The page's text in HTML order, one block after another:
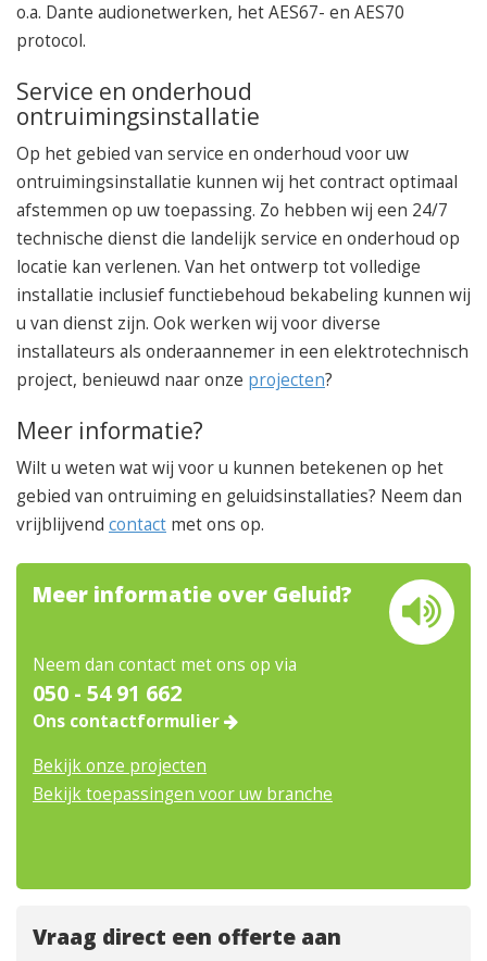
o.a. Dante audionetwerken, het AES67- en AES70
protocol.
Service en onderhoud
ontruimingsinstallatie
Op het gebied van service en onderhoud voor uw
ontruimingsinstallatie kunnen wij het contract optimaal
afstemmen op uw toepassing. Zo hebben wij een 24/7
technische dienst die landelijk service en onderhoud op
locatie kan verlenen. Van het ontwerp tot volledige
installatie inclusief functiebehoud bekabeling kunnen wij
u van dienst zijn. Ook werken wij voor diverse
installateurs als onderaannemer in een elektrotechnisch
project, benieuwd naar onze projecten?
Meer informatie?
Wilt u weten wat wij voor u kunnen betekenen op het
gebied van ontruiming en geluidsinstallaties? Neem dan
vrijblijvend contact met ons op.
Meer informatie over Geluid?
Neem dan contact met ons op via
050 - 54 91 662
Ons contactformulier
Bekijk onze projecten
Bekijk toepassingen voor uw branche
Vraag direct een offerte aan